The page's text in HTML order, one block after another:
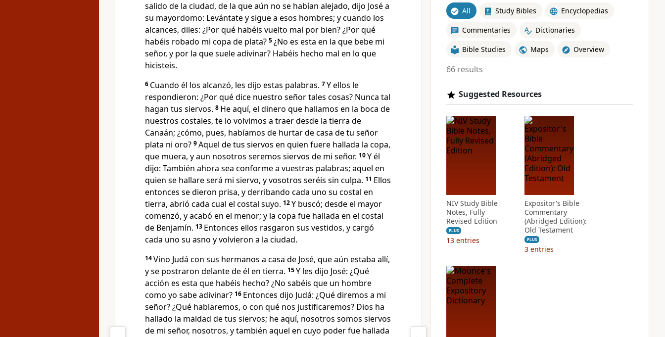
salido de la ciudad, de la que aún no se habían alejado, dijo José a
su mayordomo: Levántate y sigue a esos hombres; y cuando los
alcances, diles: ¿Por qué habéis vuelto mal por bien? ¿Por qué
habéis robado mi copa de plata? 5¿No es esta en la que bebe mi
señor, y por la que suele adivinar? Habéis hecho mal en lo que
hicisteis.
6 Cuando él los alcanzó, les dijo estas palabras. 7Y ellos le
respondieron: ¿Por qué dice nuestro señor tales cosas? Nunca tal
hagan tus siervos. 8 He aquí, el dinero que hallamos en la boca de
nuestros costales, te lo volvimos a traer desde la tierra de
Canaán; ¿cómo, pues, habíamos de hurtar de casa de tu señor
plata ni oro? 9Aquel de tus siervos en quien fuere hallada la copa,
que muera, y aun nosotros seremos siervos de mi señor. 10Y él
dijo: También ahora sea conforme a vuestras palabras; aquel en
quien se hallare será mi siervo, y vosotros seréis sin culpa. 11 Ellos
entonces se dieron prisa, y derribando cada uno su costal en
tierra, abrió cada cual el costal suyo. 12Y buscó; desde el mayor
comenzó, y acabó en el menor; y la copa fue hallada en el costal
de Benjamín. 13 Entonces ellos rasgaron sus vestidos, y cargó
cada uno su asno y volvieron a la ciudad.
14Vino Judá con sus hermanos a casa de José, que aún estaba allí,
y se postraron delante de él en tierra. 15Y les dijo José: ¿Qué
acción es esta que habéis hecho? ¿No sabéis que un hombre
como yo sabe adivinar? 16 Entonces dijo Judá: ¿Qué diremos a mi
señor? ¿Qué hablaremos, o con qué nos justificaremos? Dios ha
hallado la maldad de tus siervos; he aquí, nosotros somos siervos
de mi señor, nosotros, y también aquel en cuyo poder fue hallada
All Study Bibles Encyclopedias
Commentaries Dictionaries
Bible Studies Maps Overview
66 results
Suggested Resources
NIV Study Bible
Notes, Fully
Revised Edition
PLUS
13 entries
Expositor's Bible
Commentary
(Abridged Edition):
Old Testament
PLUS
3 entries